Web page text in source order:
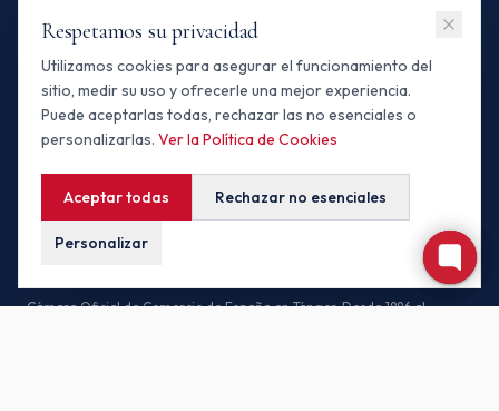
Respetamos su privacidad
Utilizamos cookies para asegurar el funcionamiento del
sitio, medir su uso y ofrecerle una mejor experiencia.
Puede aceptarlas todas, rechazar las no esenciales o
personalizarlas. Ver la Política de Cookies
Aceptar todas Rechazar no esenciales
Personalizar
Socios Standard
Socios Premium
Buscador de Socios
Invertir en Marruecos
Cámara Oficial de Comercio de España en Tánger. Desde 1886 al